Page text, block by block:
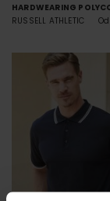
HARDWEARING
RUSSELL ATHLETIC